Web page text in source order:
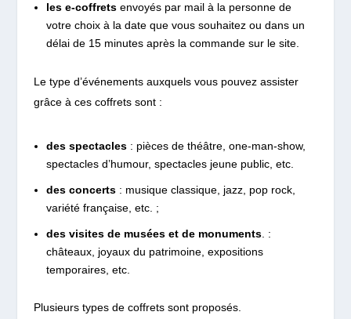
les e-coffretsenvoyés par mail à la personne de
votre choix à la date que vous souhaitez ou dans un
délai de 15 minutes après la commande sur le site.
Le type d’événements auxquels vous pouvez assister
grâce à ces coffrets sont :
des spectacles: pièces de théâtre, one-man-show,
spectacles d’humour, spectacles jeune public, etc.
des concerts: musique classique, jazz, pop rock,
variété française, etc. ;
des visites de musées et de monuments. :
châteaux, joyaux du patrimoine, expositions
temporaires, etc.
Plusieurs types de coffrets sont proposés.